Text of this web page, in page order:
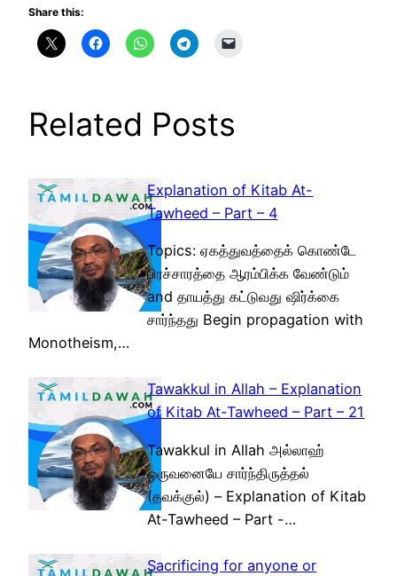
Share this:
Related Posts
Explanation of Kitab At-
Tawheed – Part – 4
Topics: ஏகத்துவத்தைக் கொண்டே
பிரச்சாரத்தை ஆரம்பிக்க வேண்டும்
and தாயத்து கட்டுவது ஷிர்க்கை
சார்ந்தது Begin propagation with
Monotheism,…
Tawakkul in Allah – Explanation
of Kitab At-Tawheed – Part – 21
Tawakkul in Allah அல்லாஹ்
ஒருவனையே சார்ந்திருத்தல்
(தவக்குல்) – Explanation of Kitab
At-Tawheed – Part -…
Sacrificing for anyone or